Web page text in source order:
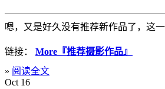
嗯，又是好久没有推荐新作品了，这
链接： More『推荐摄影作品』
» 阅读全文
Oct 16